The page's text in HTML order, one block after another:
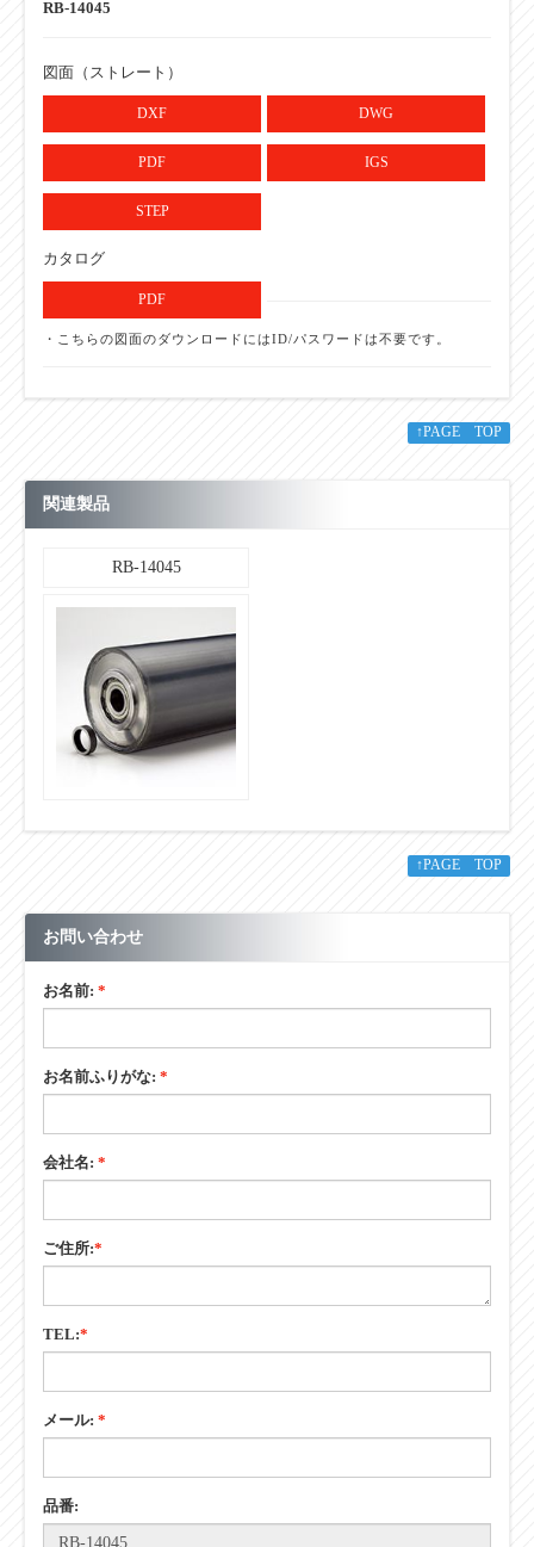
RB-14045
図面（ストレート）
DXF DWG
PDF IGS
STEP
カタログ
PDF
・こちらの図面のダウンロードにはID/パスワードは不要です。
↑PAGE TOP
関連製品
RB-14045
↑PAGE TOP
お問い合わせ
お名前: *
お名前ふりがな: *
会社名: *
ご住所:*
TEL:*
メール: *
品番: